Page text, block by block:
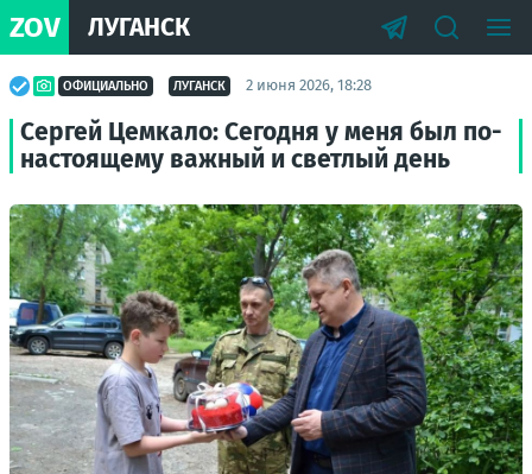
ZOV ЛУГАНСК
ОФИЦИАЛЬНО ЛУГАНСК 2 июня 2026, 18:28
Сергей Цемкало: Сегодня у меня был по-
настоящему важный и светлый день